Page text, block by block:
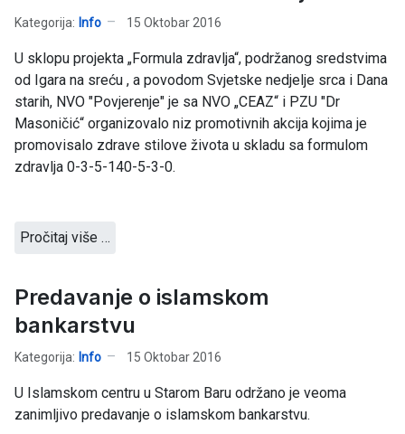
Kategorija: Info 15 Oktobar 2016
U sklopu projekta „Formula zdravlja“, podržanog sredstvima
od Igara na sreću , a povodom Svjetske nedjelje srca i Dana
starih, NVO "Povjerenje" je sa NVO „CEAZ“ i PZU "Dr
Masoničić“ organizovalo niz promotivnih akcija kojima je
promovisalo zdrave stilove života u skladu sa formulom
zdravlja 0-3-5-140-5-3-0.
Pročitaj više …
Predavanje o islamskom
bankarstvu
Kategorija: Info 15 Oktobar 2016
U Islamskom centru u Starom Baru održano je veoma
zanimljivo predavanje o islamskom bankarstvu.